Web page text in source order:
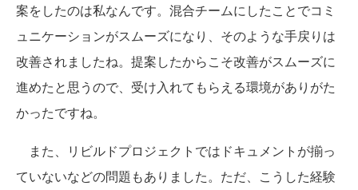
案をしたのは私なんです。混合チームにしたことでコミ
ュニケーションがスムーズになり、そのような手戻りは
改善されましたね。提案したからこそ改善がスムーズに
進めたと思うので、受け入れてもらえる環境がありがた
かったですね。
また、リビルドプロジェクトではドキュメントが揃っ
ていないなどの問題もありました。ただ、こうした経験